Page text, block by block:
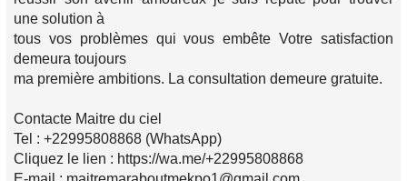
une solution à
tous vos problèmes qui vous embête Votre satisfaction
demeura toujours
ma première ambitions. La consultation demeure gratuite.
Contacte Maitre du ciel
Tel : +22995808868 (WhatsApp)
Cliquez le lien : https://wa.me/+22995808868